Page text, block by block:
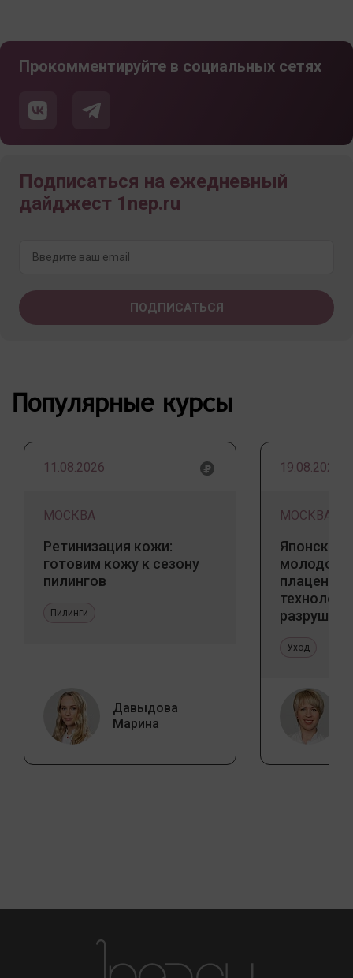
Прокомментируйте в социальных сетях
Подписаться на ежедневный
дайджест 1nep.ru
Популярные курсы
11.08.2026
МОСКВА
Ретинизация кожи:
готовим кожу к сезону
пилингов
Пилинги
Давыдова
Марина
19.08.2026
МОСКВА
Японский
Уход